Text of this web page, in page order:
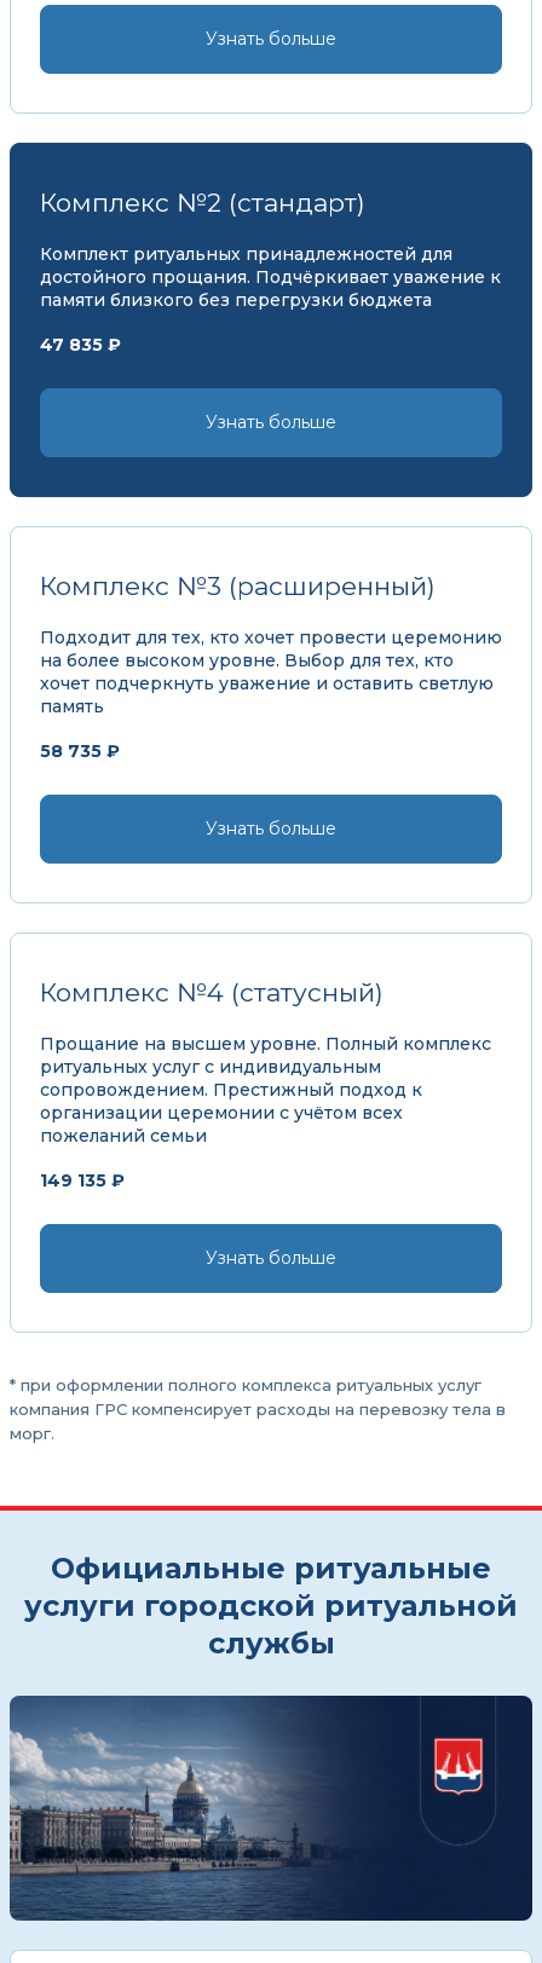
Узнать больше
Комплекс №2 (стандарт)
Комплект ритуальных принадлежностей для
достойного прощания. Подчёркивает уважение к
памяти близкого без перегрузки бюджета
47 835 ₽
Узнать больше
Комплекс №3 (расширенный)
Подходит для тех, кто хочет провести церемонию
на более высоком уровне. Выбор для тех, кто
хочет подчеркнуть уважение и оставить светлую
память
58 735 ₽
Узнать больше
Комплекс №4 (статусный)
Прощание на высшем уровне. Полный комплекс
ритуальных услуг с индивидуальным
сопровождением. Престижный подход к
организации церемонии с учётом всех
пожеланий семьи
149 135 ₽
Узнать больше
* при оформлении полного комплекса ритуальных услуг
компания ГРС компенсирует расходы на перевозку тела в
морг.
Официальные ритуальные
услуги городской ритуальной
службы